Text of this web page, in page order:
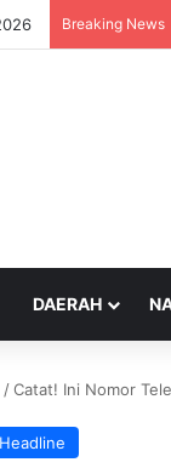
Breaking News
DAERAH
/Catat! Ini Nomor
Headline